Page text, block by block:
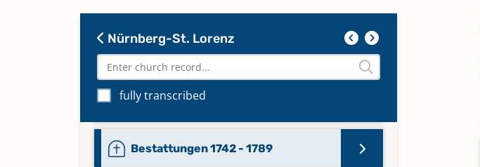
Nürnberg-St. Lorenz
fully transcribed
Bestattungen 1668 - 1702
Bestattungen 1703 - 1741
Bestattungen 1742 - 1789